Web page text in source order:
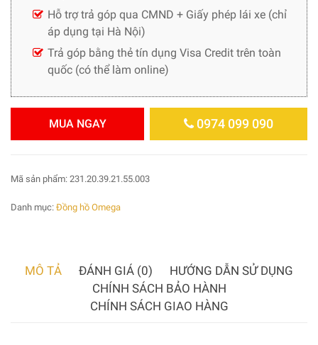
Hỗ trợ trả góp qua CMND + Giấy phép lái xe (chỉ
áp dụng tại Hà Nội)
Trả góp bằng thẻ tín dụng Visa Credit trên toàn
quốc (có thể làm online)
MUA NGAY 0974 099 090
Mã sản phẩm: 231.20.39.21.55.003
Danh mục: Đồng hồ Omega
MÔ TẢ ĐÁNH GIÁ (0)
HƯỚNG DẪN SỬ DỤNG
CHÍNH SÁCH BẢO HÀNH
CHÍNH SÁCH GIAO HÀNG